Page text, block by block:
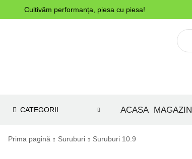
Cultivăm performanța, piesa cu piesa!
CATEGORII ACASA MAGAZIN
Prima pagină Suruburi Suruburi 10.9